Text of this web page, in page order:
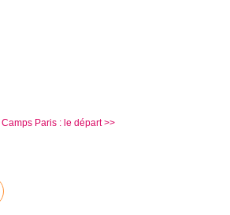
Camps Paris : le départ >>